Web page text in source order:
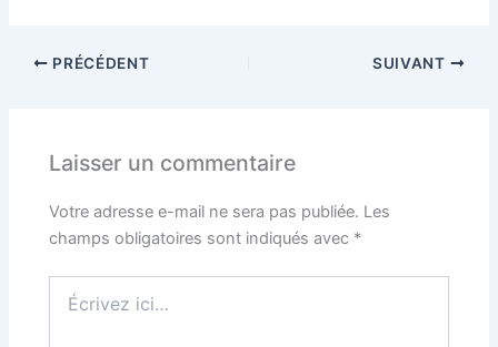
PRÉCÉDENT SUIVANT
Laisser un commentaire
Votre adresse e-mail ne sera pas publiée. Les
champs obligatoires sont indiqués avec *
ici…